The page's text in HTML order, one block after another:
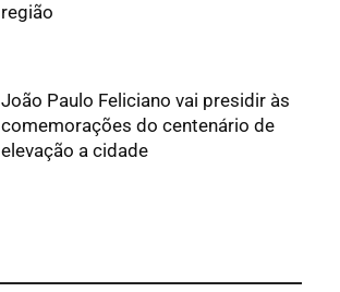
região
João Paulo Feliciano vai presidir às
comemorações do centenário de
elevação a cidade